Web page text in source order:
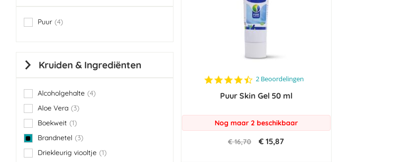
4.5
rating
2 Beoordelingen
Puur Skin Gel 50 ml
Nog maar 2 beschikbaar
€ 16,70 € 15,87
Puur 4
items
Kruiden & Ingrediënten
Alcoholgehalte 4
items
Aloe Vera
3
items
Boekweit 1
item
Brandnetel
3
items
Driekleurig viooltje 1
item